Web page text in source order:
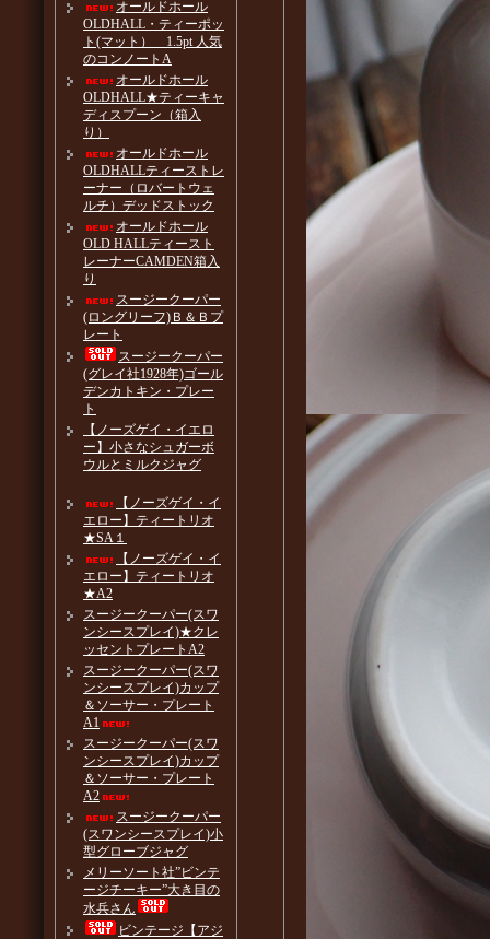
オールドホール
OLDHALL・ティーポッ
ト(マット） 1.5pt 人気
のコンノートA
オールドホール
OLDHALL★ティーキャ
ディスプーン（箱入
り）
オールドホール
OLDHALLティーストレ
ーナー（ロバートウェ
ルチ）デッドストック
オールドホール
OLD HALLティースト
レーナーCAMDEN箱入
り
スージークーパー
(ロングリーフ)Ｂ＆Ｂプ
レート
スージークーパー
(グレイ社1928年)ゴール
デンカトキン・プレー
ト
【ノーズゲイ・イエロ
ー】小さなシュガーボ
ウルとミルクジャグ
【ノーズゲイ・イ
エロー】ティートリオ
★SA１
【ノーズゲイ・イ
エロー】ティートリオ
★A2
スージークーパー(スワ
ンシースプレイ)★クレ
ッセントプレートA2
スージークーパー(スワ
ンシースプレイ)カップ
＆ソーサー・プレート
A1
スージークーパー(スワ
ンシースプレイ)カップ
＆ソーサー・プレート
A2
スージークーパー
(スワンシースプレイ)小
型グローブジャグ
メリーソート社”ビンテ
ージチーキー”大き目の
水兵さん
ビンテージ【アジ